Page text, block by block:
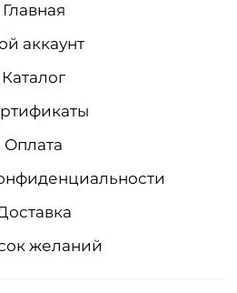
Главная
аккаунт
Каталог
Оплата
желаний